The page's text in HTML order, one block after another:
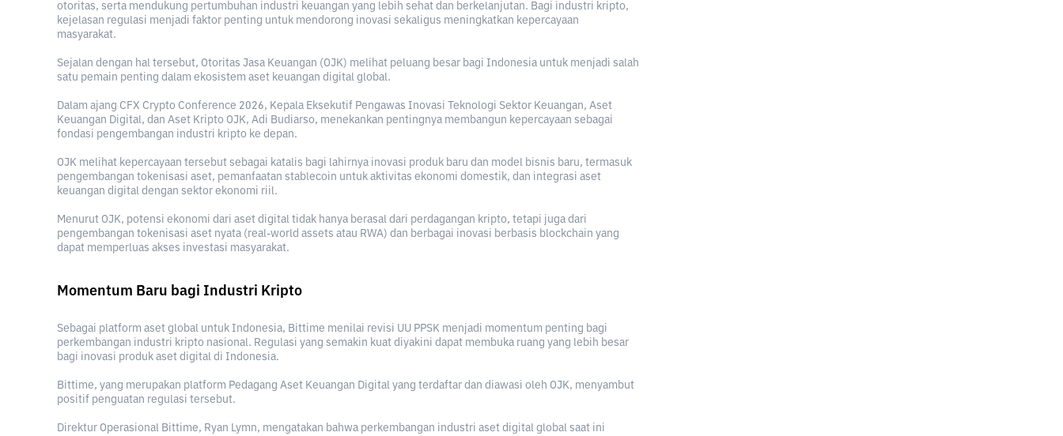
otoritas, serta mendukung pertumbuhan industri keuangan yang lebih sehat dan berkelanjutan. Bagi industri kripto,
kejelasan regulasi menjadi faktor penting untuk mendorong inovasi sekaligus meningkatkan kepercayaan
masyarakat.
Sejalan dengan hal tersebut, Otoritas Jasa Keuangan (OJK) melihat peluang besar bagi Indonesia untuk menjadi salah
satu pemain penting dalam ekosistem aset keuangan digital global.
Dalam ajang CFX Crypto Conference 2026, Kepala Eksekutif Pengawas Inovasi Teknologi Sektor Keuangan, Aset
Keuangan Digital, dan Aset Kripto OJK, Adi Budiarso, menekankan pentingnya membangun kepercayaan sebagai
fondasi pengembangan industri kripto ke depan.
OJK melihat kepercayaan tersebut sebagai katalis bagi lahirnya inovasi produk baru dan model bisnis baru, termasuk
pengembangan tokenisasi aset, pemanfaatan stablecoin untuk aktivitas ekonomi domestik, dan integrasi aset
keuangan digital dengan sektor ekonomi riil.
Menurut OJK, potensi ekonomi dari aset digital tidak hanya berasal dari perdagangan kripto, tetapi juga dari
pengembangan tokenisasi aset nyata (real-world assets atau RWA) dan berbagai inovasi berbasis blockchain yang
dapat memperluas akses investasi masyarakat.
Momentum Baru bagi Industri Kripto
Sebagai platform aset global untuk Indonesia, Bittime menilai revisi UU PPSK menjadi momentum penting bagi
perkembangan industri kripto nasional. Regulasi yang semakin kuat diyakini dapat membuka ruang yang lebih besar
bagi inovasi produk aset digital di Indonesia.
Bittime, yang merupakan platform Pedagang Aset Keuangan Digital yang terdaftar dan diawasi oleh OJK, menyambut
positif penguatan regulasi tersebut.
Direktur Operasional Bittime, Ryan Lymn, mengatakan bahwa perkembangan industri aset digital global saat ini